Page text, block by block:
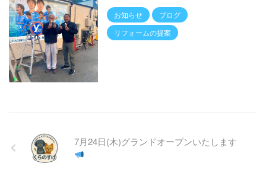
お知らせ
ブログ
リフォームの提案
7月24日(木)グランドオープンいたします